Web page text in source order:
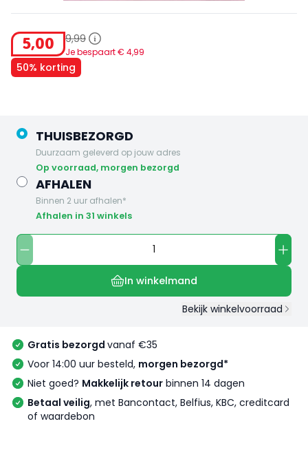
5,00 9,99
Je bespaart € 4,99
50% korting
THUISBEZORGD
Duurzaam geleverd op jouw adres
op voorraad, morgen bezorgd
AFHALEN
Binnen 2 uur afhalen*
Afhalen in 31 winkels
In winkelmand
Bekijk winkelvoorraad
Gratis bezorgd vanaf €35
Voor 14:00 uur besteld, morgen bezorgd*
Niet goed? Makkelijk retour binnen 14 dagen
Betaal veilig, met Bancontact, Belfius, KBC, creditcard
of waardebon